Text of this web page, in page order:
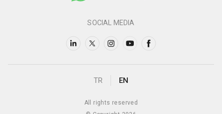
SOCIAL MEDIA
TR EN
All rights reserved